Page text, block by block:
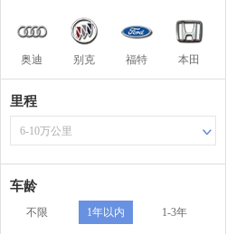
奥迪 别克 福特 本田
里程
6-10万公里
车龄
不限 1年以内 1-3年